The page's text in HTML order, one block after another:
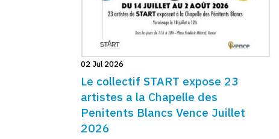
02 Jul 2026
Le collectif START expose 23
artistes a la Chapelle des
Penitents Blancs Vence Juillet
2026